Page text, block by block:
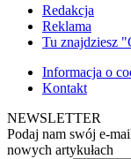
Redakcja
Reklama
Tu znajdziesz
Informacja o
Kontakt
NEWSLETTER
Podaj nam swój e-
nowych artykułach